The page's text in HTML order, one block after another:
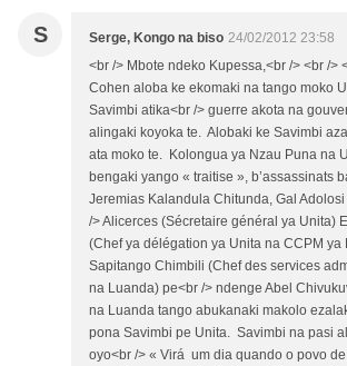
S Serge, Kongo na biso 24/02/2012 23:58
<br /> Mbote ndeko Kupessa,<br /> <br />
Cohen aloba ke ekomaki na tango moko
Savimbi atika<br /> guerre akota na
alingaki koyoka te. Alobaki ke Savimbi
ata moko te. Kolongua ya Nzau Puna na
bengaki yango « traitise », b’assassinats
Jeremias Kalandula Chitunda, Gal
/> Alicerces (Sécretaire général ya Unita)
(Chef ya délégation ya Unita na CCPM ya
Sapitango Chimbili (Chef des services
na Luanda) pe<br /> ndenge Abel
na Luanda tango abukanaki makolo
pona Savimbi pe Unita. Savimbi na pasi
oyo<br /> « Virá um dia quando o povo